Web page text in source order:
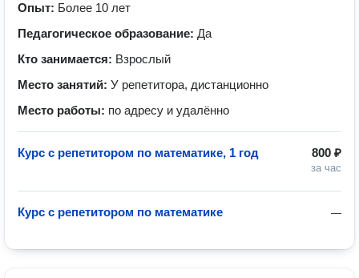
Опыт: Более 10 лет
Педагогическое образование: Да
Кто занимается: Взрослый
Место занятий: У репетитора, дистанционно
Место работы: по адресу и удалённо
800 ₽
за час
Курс с репетитором по математике, 1 год
—
Курс с репетитором по математике